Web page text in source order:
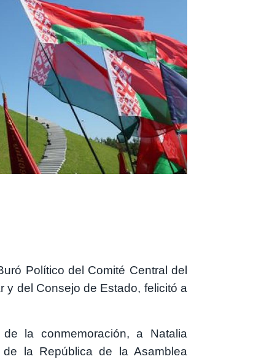
Político del Comité Central del
y del Consejo de Estado, felicitó a
la conmemoración, a Natalia
la República de la Asamblea